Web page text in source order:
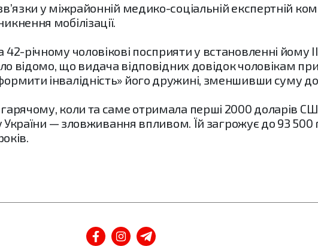
у міжрайонній медико-соціальній експертній
мобілізації.
річному чоловікові посприяти у встановленні йому ІІ
відомо, що видача відповідних довідок чоловікам
інвалідність» його дружині, зменшивши суму
коли та саме отримала перші 2000 доларів
України — зловживання впливом. Їй загрожує до 93 500